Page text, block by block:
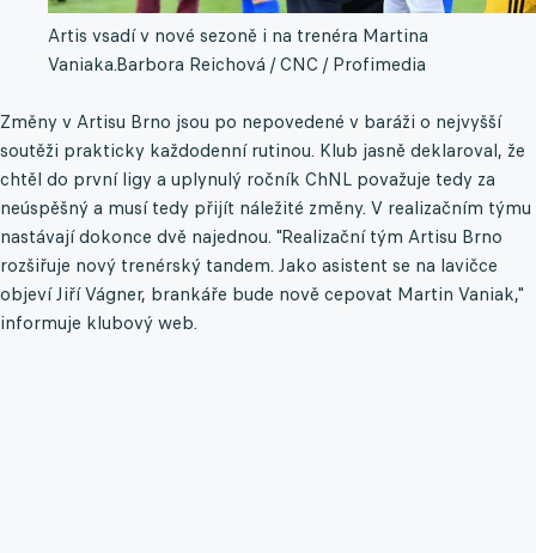
Artis vsadí v nové sezoně i na trenéra Martina
Vaniaka.Barbora Reichová / CNC / Profimedia
Změny v Artisu Brno jsou po nepovedené v baráži o nejvyšší
soutěži prakticky každodenní rutinou. Klub jasně deklaroval, že
chtěl do první ligy a uplynulý ročník ChNL považuje tedy za
neúspěšný a musí tedy přijít náležité změny. V realizačním týmu
nastávají dokonce dvě najednou. "Realizační tým Artisu Brno
rozšiřuje nový trenérský tandem. Jako asistent se na lavičce
objeví Jiří Vágner, brankáře bude nově cepovat Martin Vaniak,"
informuje klubový web.